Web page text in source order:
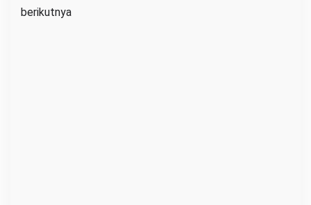
berikutnya